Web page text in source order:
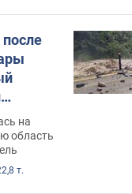
на
область
т.